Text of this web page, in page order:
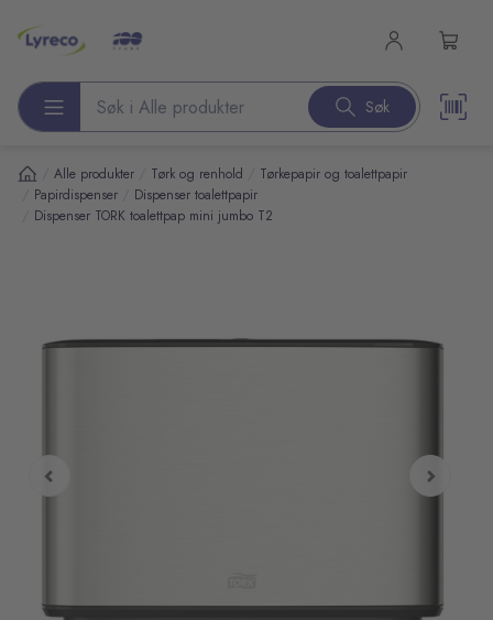
Søk etter produkter Søk
Alle produkter Tørk og renhold Tørkepapir og toalettpapir
Papirdispenser Dispenser toalettpapir
Dispenser TORK toalettpap mini jumbo T2